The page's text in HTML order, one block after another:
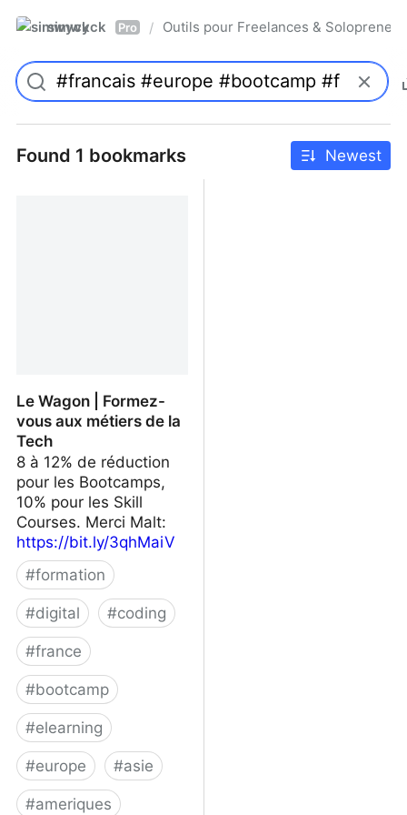
simwyck Pro / Outils pour Freelances &
Found 1 bookmarks Newest
Le Wagon | Formez-
vous aux métiers de la
Tech
8 à 12% de réduction
pour les Bootcamps,
10% pour les Skill
Courses. Merci Malt:
https://bit.ly/3qhMaiV
#formation
#digital #coding
#france
#bootcamp
#elearning
#europe #asie
#ameriques